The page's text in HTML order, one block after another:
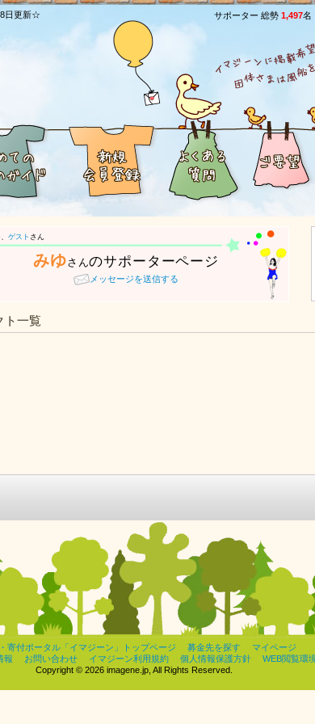
日更新☆ サポーター 総勢 1,497名
ゲスト さん
みゆさんのサポーターページ
メッセージを送信する
ト一覧
寄付ポータル「イマジーン」トップページ 募金先を探す
マイページ
報
お問い合わせ イマジーン利用規約 個人情報保護方針
WEB閲覧環
Copyright © 2026 imagene.jp, All Rights Reserved.